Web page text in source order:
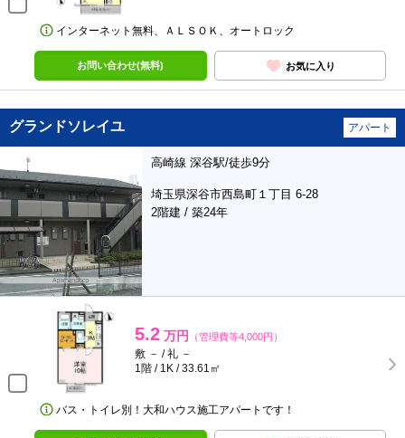
インターネット無料、ＡＬＳＯＫ、オートロック
お問い合わせ(無料) お気に入り
グランドソレイユ アパート
高崎線 深谷駅/徒歩9分
埼玉県深谷市西島町１丁目 6-28
2階建 / 築24年
5.2 万円 （管理費等4,000円）
敷 － / 礼 －
1階 / 1K / 33.61㎡
バス・トイレ別！大和ハウス施工アパートです！